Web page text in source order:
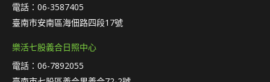
電話：06-3587405
臺南市安南區海佃路四段17號
樂活七股義合日照中心
電話：06-7892055